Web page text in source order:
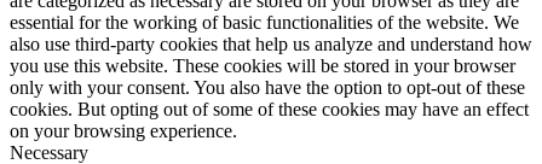
essential for the working of basic functionalities of the website. We
also use third-party cookies that help us analyze and understand how
you use this website. These cookies will be stored in your browser
only with your consent. You also have the option to opt-out of these
cookies. But opting out of some of these cookies may have an effect
on your browsing experience.
Necessary